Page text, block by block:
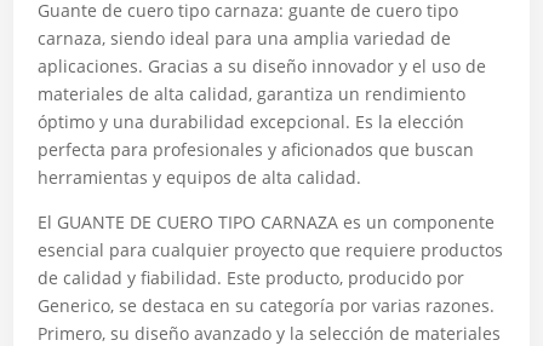
Guante de cuero tipo carnaza: guante de cuero tipo
carnaza, siendo ideal para una amplia variedad de
aplicaciones. Gracias a su diseño innovador y el uso de
materiales de alta calidad, garantiza un rendimiento
óptimo y una durabilidad excepcional. Es la elección
perfecta para profesionales y aficionados que buscan
herramientas y equipos de alta calidad.
El GUANTE DE CUERO TIPO CARNAZA es un componente
esencial para cualquier proyecto que requiere productos
de calidad y fiabilidad. Este producto, producido por
Generico, se destaca en su categoría por varias razones.
Primero, su diseño avanzado y la selección de materiales